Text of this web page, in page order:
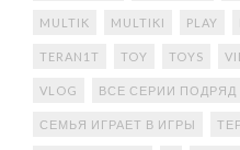
MULTIK MULTIKI PLAY
TERAN1T TOY TOYS
VLOG ВСЕ СЕРИИ ПОДРЯД
СЕМЬЯ ИГРАЕТ В ИГРЫ